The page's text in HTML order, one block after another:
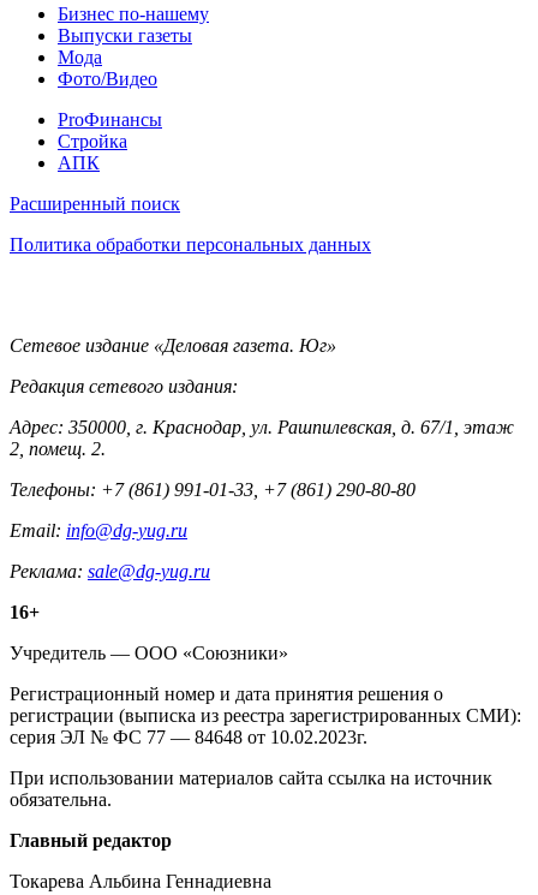
Разное
Бизнес по-нашему
Выпуски газеты
Мода
Фото/Видео
Pro
ProФинансы
Стройка
АПК
Информация
Расширенный поиск
Политика обработки персональных данных
Контакты
Сетевое издание «Деловая газета. Юг»
Редакция сетевого издания:
Адрес: 350000, г. Краснодар, ул. Рашпилевская, д. 67/1, этаж
2, помещ. 2.
Телефоны: +7 (861) 991-01-33, +7 (861) 290-80-80
Email: info@dg-yug.ru
Реклама: sale@dg-yug.ru
Информация
о
издании
16+
Учредитель — ООО «Союзники»
Регистрационный номер и дата принятия решения о
регистрации (выписка из реестра зарегистрированных СМИ):
серия ЭЛ № ФС 77 — 84648 от 10.02.2023г.
При использовании материалов сайта ссылка на источник
обязательна.
Редакция
Главный редактор
Токарева Альбина Геннадиевна